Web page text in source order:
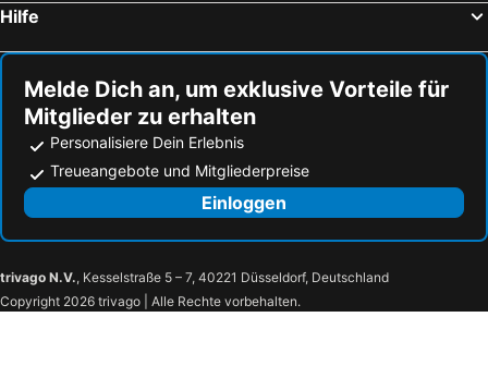
Hilfe
Melde Dich an, um exklusive Vorteile für
Mitglieder zu erhalten
Personalisiere Dein Erlebnis
Treueangebote und Mitgliederpreise
Einloggen
trivago N.V., Kesselstraße 5 – 7, 40221 Düsseldorf, Deutschland
Copyright 2026 trivago | Alle Rechte vorbehalten.